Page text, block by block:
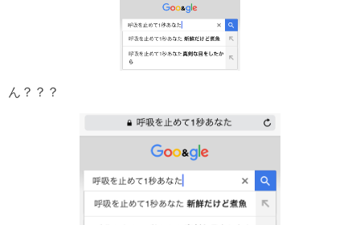
ん？？？